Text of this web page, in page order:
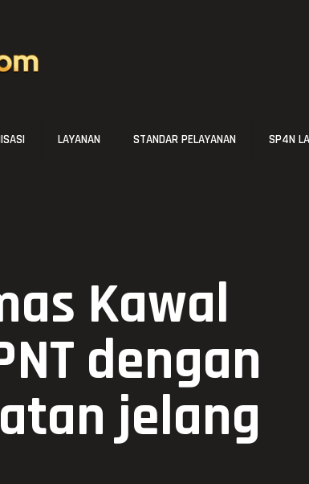
LAYANAN STANDAR PELAYANAN SP4N
Kawal
dengan
jelang